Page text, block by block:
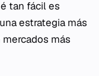
tan fácil es
estrategia más
más